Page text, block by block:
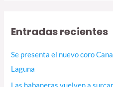
a
Entradas recientes
Se presenta el nuevo coro
Laguna
Las habaneras vuelven a